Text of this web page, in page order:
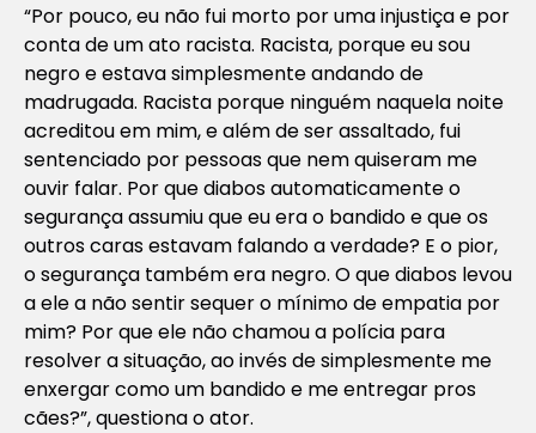
“Por pouco, eu não fui morto por uma injustiça e por
conta de um ato racista. Racista, porque eu sou
negro e estava simplesmente andando de
madrugada. Racista porque ninguém naquela noite
acreditou em mim, e além de ser assaltado, fui
sentenciado por pessoas que nem quiseram me
ouvir falar. Por que diabos automaticamente o
segurança assumiu que eu era o bandido e que os
outros caras estavam falando a verdade? E o pior,
o segurança também era negro. O que diabos levou
a ele a não sentir sequer o mínimo de empatia por
mim? Por que ele não chamou a polícia para
resolver a situação, ao invés de simplesmente me
enxergar como um bandido e me entregar pros
cães?”, questiona o ator.